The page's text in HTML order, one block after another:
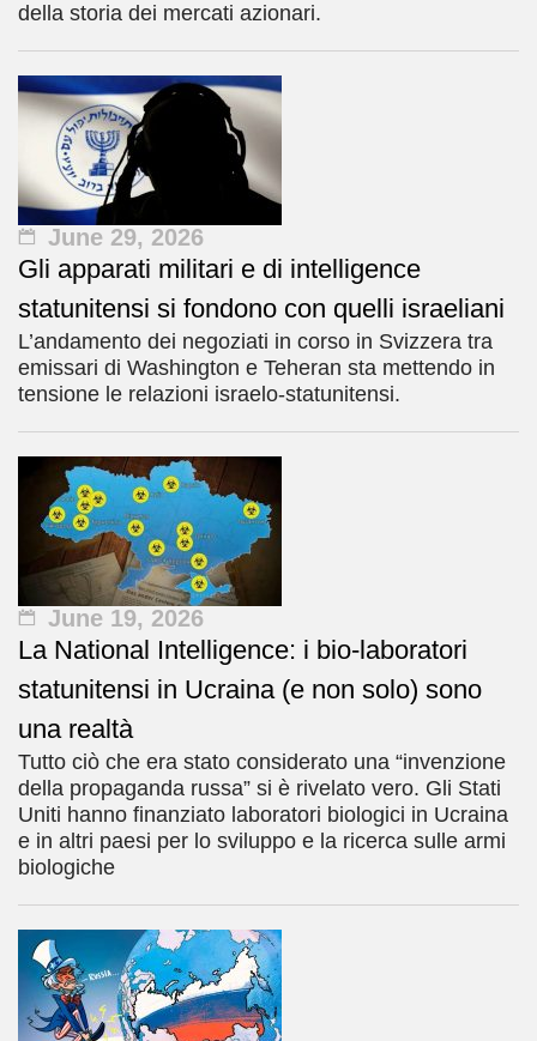
della storia dei mercati azionari.
June 29, 2026
Gli apparati militari e di intelligence
statunitensi si fondono con quelli israeliani
L’andamento dei negoziati in corso in Svizzera tra
emissari di Washington e Teheran sta mettendo in
tensione le relazioni israelo-statunitensi.
June 19, 2026
La National Intelligence: i bio-laboratori
statunitensi in Ucraina (e non solo) sono
una realtà
Tutto ciò che era stato considerato una “invenzione
della propaganda russa” si è rivelato vero. Gli Stati
Uniti hanno finanziato laboratori biologici in Ucraina
e in altri paesi per lo sviluppo e la ricerca sulle armi
biologiche